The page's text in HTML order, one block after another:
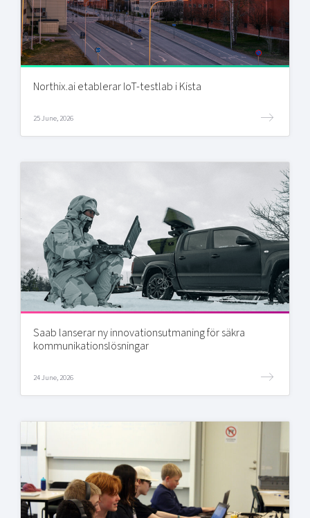
Northix.ai etablerar IoT-testlab i Kista
25 June, 2026
Saab lanserar ny innovationsutmaning för säkra
kommunikationslösningar
24 June, 2026